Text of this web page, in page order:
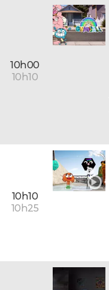
10h00
10h10
10h10
10h25